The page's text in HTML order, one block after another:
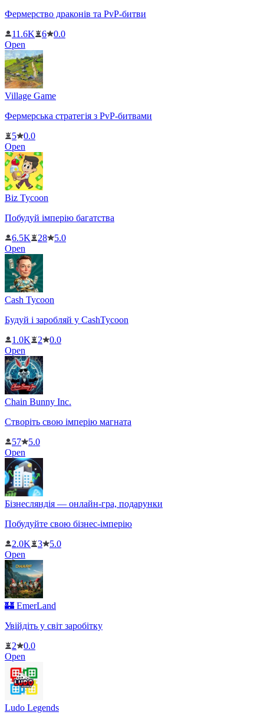
Фермерство драконів та PvP-битви
11.6K
6
0.0
Open
Village Game
Фермерська стратегія з PvP-битвами
5
0.0
Open
Biz Tycoon
Побудуй імперію багатства
6.5K
28
5.0
Open
Cash Tycoon
Будуй і заробляй у CashTycoon
1.0K
2
0.0
Open
Chain Bunny Inc.
Створіть свою імперію магната
57
5.0
Open
Бізнесляндія — онлайн-гра, подарунки
Побудуйте свою бізнес-імперію
2.0K
3
5.0
Open
🏰 EmerLand
Увійдіть у світ заробітку
2
0.0
Open
Ludo Legends